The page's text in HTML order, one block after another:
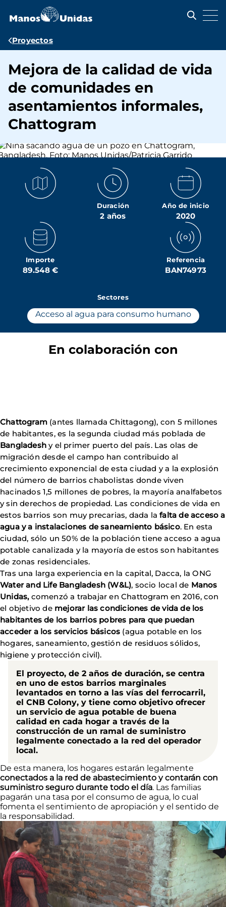
contenido
Ruta
navegación
Proyectos
Mejora de la calidad de vida
de comunidades en
asentamientos informales,
Chattogram
Duración
2 años
Año de inicio
2020
Importe
89.548 €
Referencia
BAN74973
Sectores
Acceso al agua para consumo humano
En colaboración con
Chattogram (antes llamada Chittagong), con 5 millones
de habitantes, es la segunda ciudad más poblada de
Bangladesh y el primer puerto del país. Las olas de
migración desde el campo han contribuido al
crecimiento exponencial de esta ciudad y a la explosión
del número de barrios chabolistas donde viven
hacinados 1,5 millones de pobres, la mayoría analfabetos
y sin derechos de propiedad. Las condiciones de vida en
estos barrios son muy precarias, dada lafalta de acceso a
agua y a instalaciones de saneamiento básico. En esta
ciudad, sólo un 50% de la población tiene acceso a agua
potable canalizada y la mayoría de estos son habitantes
de zonas residenciales.
Tras una larga experiencia en la capital, Dacca, la ONG
Water and Life Bangladesh (W&L), socio local de Manos
Unidas,comenzó a trabajar en Chattogram en 2016, con
el objetivo de mejorar las condiciones de vida de los
habitantes de los barrios pobres para que puedan
acceder a los servicios básicos (agua potable en los
hogares, saneamiento, gestión de residuos sólidos,
higiene y protección civil).
El proyecto, de 2 años de duración, se centra
en uno de estos barrios marginales
levantados en torno a las vías del ferrocarril,
el CNB Colony, y tiene como objetivo ofrecer
un servicio de agua potable de buena
calidad en cada hogar a través de la
construcción de un ramal de suministro
legalmente conectado a la red del operador
local.
De esta manera, los hogares estarán legalmente
conectados a la red de abastecimiento y contarán con
suministro seguro durante todo el día. Las familias
pagarán una tasa por el consumo de agua, lo cual
fomenta el sentimiento de apropiación y el sentido de
la responsabilidad.